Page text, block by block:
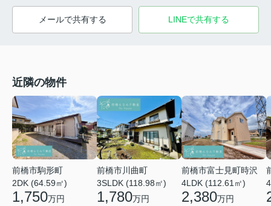
メールで共有する LINEで共有する
近隣の物件
前橋市駒形町
2DK (64.59㎡)
1,750万円
前橋市川曲町
3SLDK (118.98㎡)
1,780万円
前橋市富士見町時沢
4LDK (112.61㎡)
2,380万円